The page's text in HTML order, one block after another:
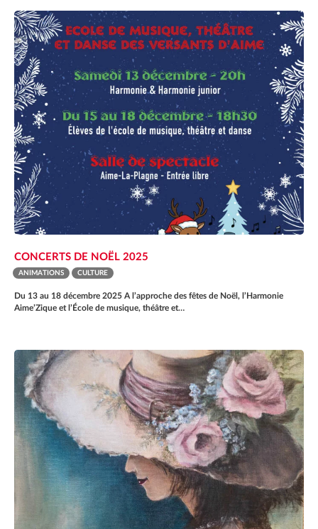
CONCERTS DE NOËL 2025
ANIMATIONS CULTURE
Du 13 au 18 décembre 2025 A l’approche des fêtes de Noël, l’Harmonie
Aime’Zique et l’École de musique, théâtre et…